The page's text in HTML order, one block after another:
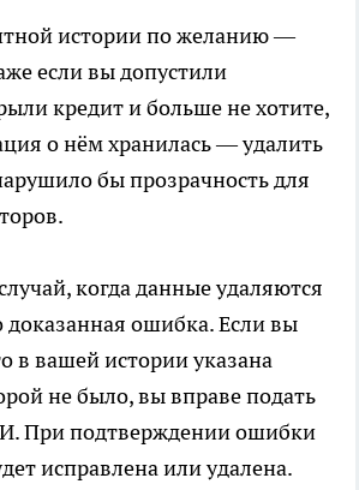
истории по желанию —
если вы допустили
кредит и больше не хотите,
о нём хранилась — удалить
бы прозрачность для
когда данные удаляются
ошибка. Если вы
в вашей истории указана
не было, вы вправе подать
При подтверждении ошибки
исправлена или удалена.